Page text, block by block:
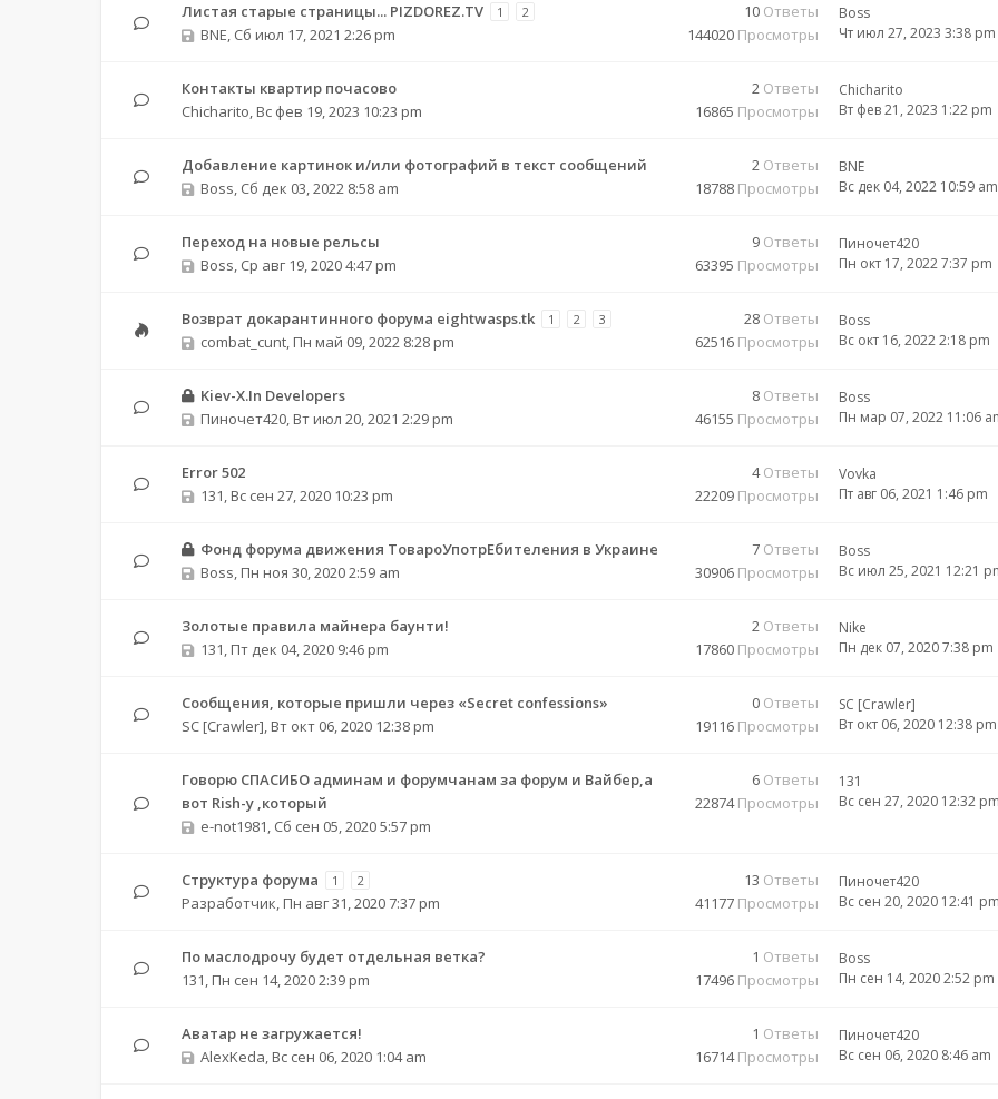
Листая старые страницы... PIZDOREZ.TV 1 2
BNE, Сб июл 17, 2021 2:26 pm
10 Ответы
144020 Просмотры
Boss
Чт июл 27, 2023 3:38 pm
Контакты квартир почасово
Chicharito, Вс фев 19, 2023 10:23 pm
2 Ответы
16865 Просмотры
Chicharito
Вт фев 21, 2023 1:22 pm
Добавление картинок и/или фотографий в текст сообщений
Boss, Сб дек 03, 2022 8:58 am
2 Ответы
18788 Просмотры
BNE
Вс дек 04, 2022 10:59 am
Переход на новые рельсы
Boss, Ср авг 19, 2020 4:47 pm
9 Ответы
63395 Просмотры
Пиночет420
Пн окт 17, 2022 7:37 pm
Возврат докарантинного форума eightwasps.tk 1 2 3
combat_cunt, Пн май 09, 2022 8:28 pm
28 Ответы
62516 Просмотры
Boss
Вс окт 16, 2022 2:18 pm
Kiev-X.In Developers
Пиночет420, Вт июл 20, 2021 2:29 pm
8 Ответы
46155 Просмотры
Boss
Пн мар 07, 2022 11:06
Error 502
131, Вс сен 27, 2020 10:23 pm
4Ответы
22209 Просмотры
Vovka
Пт авг 06, 2021 1:46 pm
Фонд форума движения ТовароУпотрЕбителения в Украине
Boss, Пн ноя 30, 2020 2:59 am
7 Ответы
30906 Просмотры
Boss
Вс июл 25, 2021 12:21
Золотые правила майнера баунти!
131, Пт дек 04, 2020 9:46 pm
2 Ответы
17860 Просмотры
Nike
Пн дек 07, 2020 7:38 pm
Сообщения, которые пришли через «Secret confessions»
SC [Crawler], Вт окт 06, 2020 12:38 pm
0 Ответы
19116 Просмотры
SC [Crawler]
Вт окт 06, 2020 12:38 pm
Говорю СПАСИБО админам и форумчанам за форум и Вайбер,а
вот Rish-у ,который
e-not1981, Сб сен 05, 2020 5:57 pm
6 Ответы
22874Просмотры
131
Вс сен 27, 2020 12:32
Структура форума 1 2
Разработчик, Пн авг 31, 2020 7:37 pm
13 Ответы
41177 Просмотры
Пиночет420
Вс сен 20, 2020 12:41
По маслодрочу будет отдельная ветка?
131, Пн сен 14, 2020 2:39 pm
1 Ответы
17496 Просмотры
Boss
Пн сен 14, 2020 2:52 pm
Аватар не загружается!
AlexKeda, Вс сен 06, 2020 1:04 am
1 Ответы
16714Просмотры
Пиночет420
Вс сен 06, 2020 8:46 am